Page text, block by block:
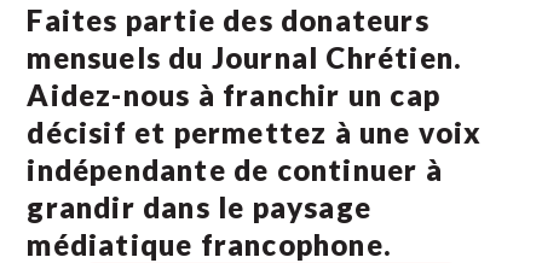
Faites partie des donateurs
mensuels du Journal Chrétien.
Aidez-nous à franchir un cap
décisif et permettez à une voix
indépendante de continuer à
grandir dans le paysage
médiatique francophone.